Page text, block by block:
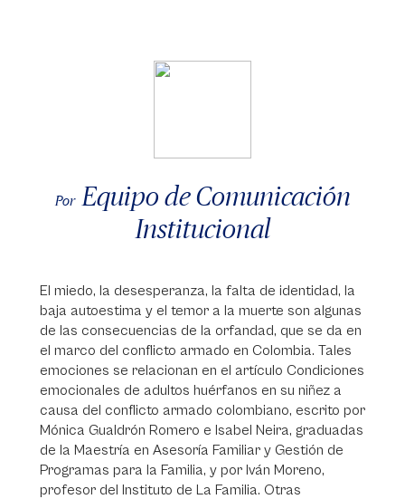
Por Equipo de Comunicación
Institucional
El miedo, la desesperanza, la falta de identidad, la
baja autoestima y el temor a la muerte son algunas
de las consecuencias de la orfandad, que se da en
el marco del conflicto armado en Colombia. Tales
emociones se relacionan en el artículo Condiciones
emocionales de adultos huérfanos en su niñez a
causa del conflicto armado colombiano, escrito por
Mónica Gualdrón Romero e Isabel Neira, graduadas
de la Maestría en Asesoría Familiar y Gestión de
Programas para la Familia, y por Iván Moreno,
profesor del Instituto de La Familia. Otras